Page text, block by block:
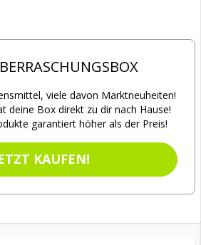
viele davon Marktneuheiten!
deine Box direkt zu dir nach Hause!
garantiert höher als der Preis!
KAUFEN!